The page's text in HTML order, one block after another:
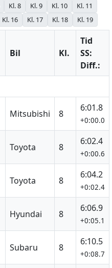
Kl. 8 Kl. 9 Kl. 10
Kl. 11
Kl. 16 Kl. 17 Kl. 18 Kl. 19
Bil Kl.
Tid
SS:
Diff.:
Mitsubishi 8
6:01.8
+0:00.0
Toyota 8
6:02.4
+0:00.6
Toyota 8
6:04.2
+0:02.4
Hyundai 8
6:06.9
+0:05.1
Subaru 8
6:10.5
+0:08.7